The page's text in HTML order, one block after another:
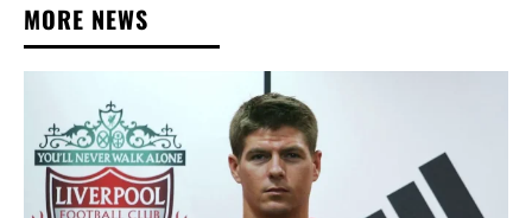
MORE NEWS